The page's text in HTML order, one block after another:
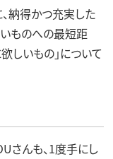
納得かつ充実した
ものへの最短距
しいもの」について
さんも、1度手にし